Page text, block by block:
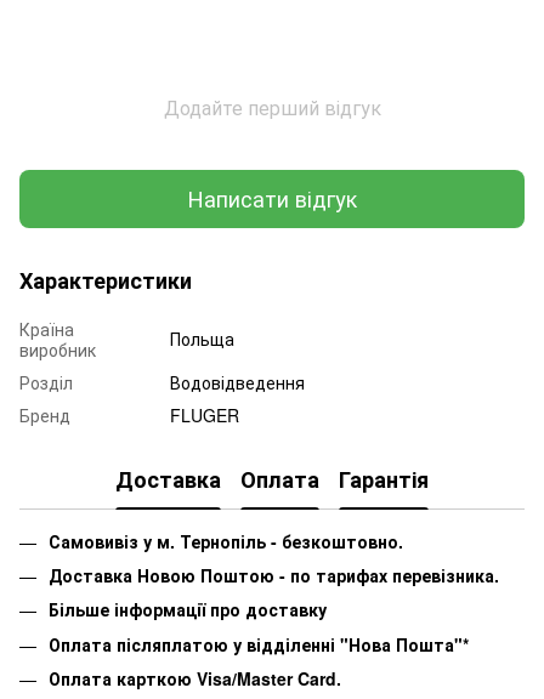
Додайте перший відгук
Написати відгук
Характеристики
Країна
виробник
Польща
Розділ
Водовідведення
Бренд
FLUGER
Доставка Оплата Гарантія
Самовивіз у м. Тернопіль - безкоштовно.
Доставка Новою Поштою - по тарифах перевізника.
Більше інформації про доставку
Оплата післяплатою у відділенні "Нова Пошта"*
Оплата карткою Visa/Master Card.